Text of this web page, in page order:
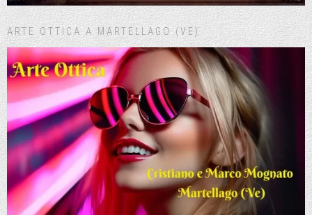
ARTE OTTICA A MARTELLAGO (VE)